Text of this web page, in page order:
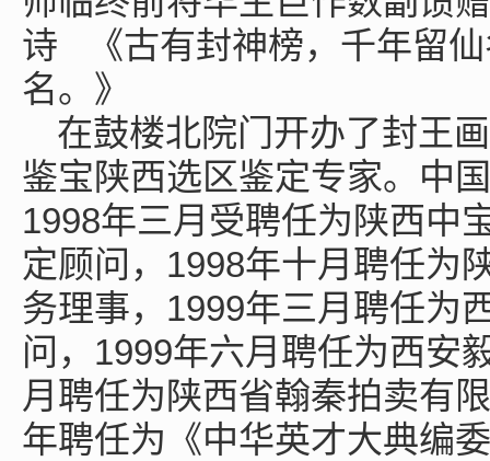
诗 《古有封神榜，千年留
名。》
在鼓楼北院门开办了封王
鉴宝陕西选区鉴定专家。中
1998年三月受聘任为陕西中
定顾问，1998年十月聘任为
务理事，1999年三月聘任为
问，1999年六月聘任为西安
月聘任为陕西省翰秦拍卖有
年聘任为《中华英才大典编